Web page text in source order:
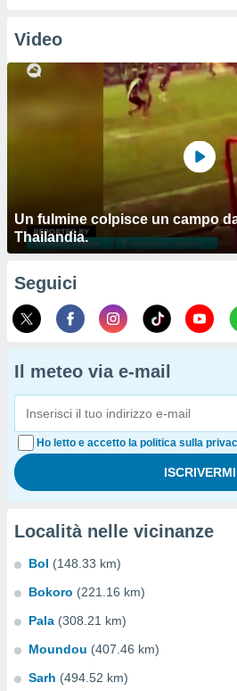
Video
Un fulmine colpisce un campo
Thailandia.
Seguici
Il meteo via e-mail
Ho letto e accetto la politica sulla
Località nelle vicinanze
Bol (148.33 km)
Bokoro (221.16 km)
Pala (308.21 km)
Moundou (407.46 km)
Sarh (494.52 km)